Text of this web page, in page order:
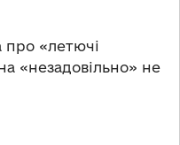
про «летючі
«незадовільно» не